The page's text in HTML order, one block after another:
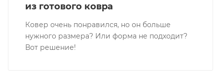
из готового ковра
Ковер очень понравился, но он больше
нужного размера? Или форма не подходит?
Вот решение!